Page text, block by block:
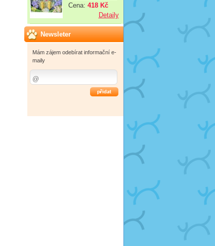
Cena: 418 Kč
Detaily
Newsleter
Mám zájem odebírat informační e-
maily
OK